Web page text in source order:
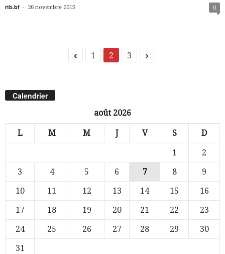
rtb.bf - 26 novembre 2015 0
1 2 3
Calendrier
août 2026
L M M J V S D
1
2
3
4 5 6 7 8
9
10
11 12 13 14 15
16
17
18 19 20 21 22
23
24
25 26 27 28 29
30
31